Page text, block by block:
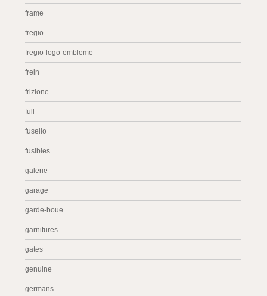
frame
fregio
fregio-logo-embleme
frein
frizione
full
fusello
fusibles
galerie
garage
garde-boue
garnitures
gates
genuine
germans